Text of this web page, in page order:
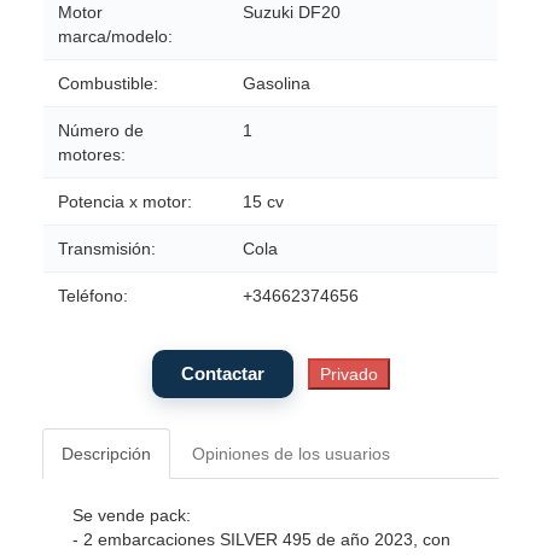
Motor
marca/modelo:
Suzuki DF20
Combustible: Gasolina
Número de
motores:
1
Potencia x motor: 15 cv
Transmisión: Cola
Teléfono: +34662374656
Descripción Opiniones de los usuarios
Se vende pack:
- 2 embarcaciones SILVER 495 de año 2023, con